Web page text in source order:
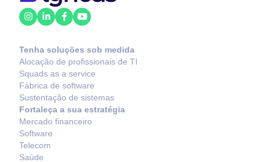
Tenha soluções sob medida
Alocação de profissionais de TI
Squads as a service
Fábrica de software
Sustentação de sistemas
Fortaleça a sua estratégia
Mercado financeiro
Software
Telecom
Saúde